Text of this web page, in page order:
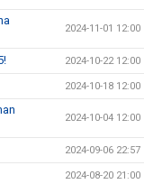
2024-11-01 12:00
2024-10-22 12:00
2024-10-18 12:00
2024-10-04 12:00
2024-09-06 22:57
2024-08-20 21:00